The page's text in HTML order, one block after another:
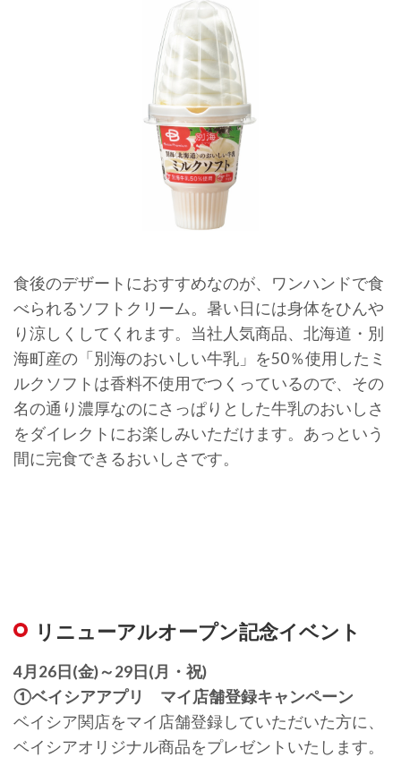
食後のデザートにおすすめなのが、ワンハンドで食
べられるソフトクリーム。暑い日には身体をひんや
り涼しくしてくれます。当社人気商品、北海道・別
海町産の「別海のおいしい牛乳」を50％使用したミ
ルクソフトは香料不使用でつくっているので、その
名の通り濃厚なのにさっぱりとした牛乳のおいしさ
をダイレクトにお楽しみいただけます。あっという
間に完食できるおいしさです。
リニューアルオープン記念イベント
4月26日(金)～29日(月・祝)
①ベイシアアプリ マイ店舗登録キャンペーン
ベイシア関店をマイ店舗登録していただいた方に、
ベイシアオリジナル商品をプレゼントいたします。